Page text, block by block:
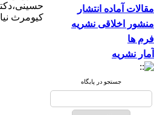
مقالات آماده انتشار
منشور اخلاقی نشریه
فرم ها
آمار نشریه
جستجو در پایگاه
کیومرث